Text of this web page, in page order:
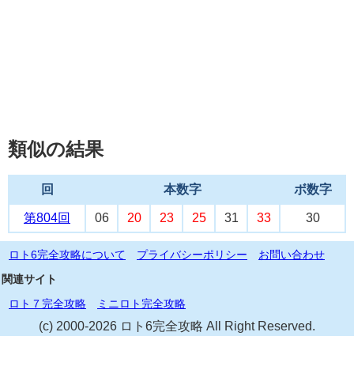
類似の結果
回 本数字 ボ数字
第804回 06 20 23 25 31 33 30
ロト6完全攻略について プライバシーポリシー
お問い合わせ
関連サイト
ロト７完全攻略
ミニロト完全攻略
(c) 2000-2026 ロト6完全攻略 All Right Reserved.